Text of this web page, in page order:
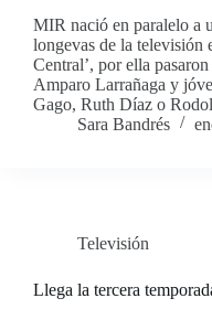
MIR nació en paralelo a
longevas de la televisión
Central’, por ella
Amparo Larrañaga y
Gago, Ruth Díaz o
Sara Bandrés
Televisión
Llega la tercera